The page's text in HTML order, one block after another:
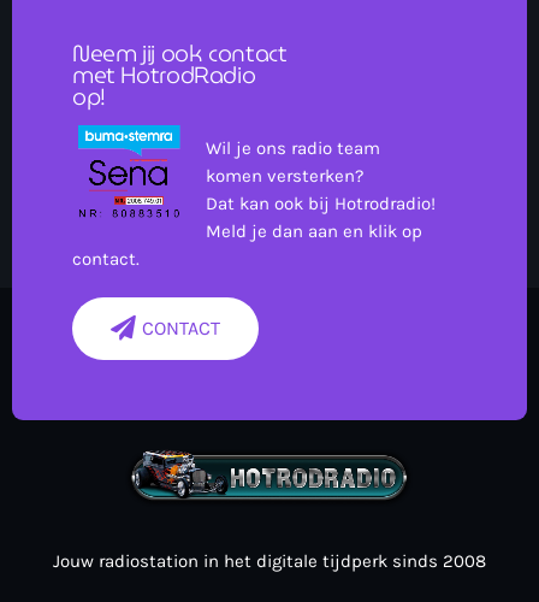
Neem jij ook contact
met HotrodRadio
op!
Wil je ons radio team
komen versterken?
Dat kan ook bij Hotrodradio!
Meld je dan aan en klik op
contact.
CONTACT
Jouw radiostation in het digitale tijdperk sinds 2008